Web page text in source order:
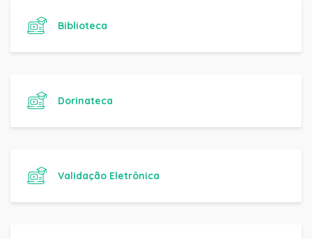
Biblioteca
Dorinateca
Validação Eletrônica